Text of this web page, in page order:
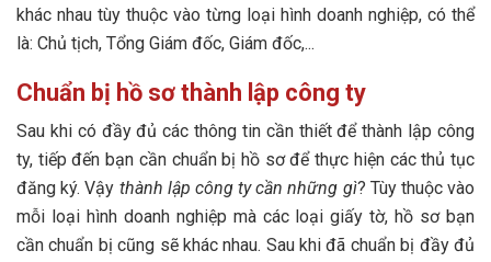
khác nhau tùy thuộc vào từng loại hình doanh nghiệp, có thể
là: Chủ tịch, Tổng Giám đốc, Giám đốc,...
Chuẩn bị hồ sơ thành lập công ty
Sau khi có đầy đủ các thông tin cần thiết để thành lập công
ty, tiếp đến bạn cần chuẩn bị hồ sơ để thực hiện các thủ tục
đăng ký. Vậy thành lập công ty cần những gì? Tùy thuộc vào
mỗi loại hình doanh nghiệp mà các loại giấy tờ, hồ sơ bạn
cần chuẩn bị cũng sẽ khác nhau. Sau khi đã chuẩn bị đầy đủ